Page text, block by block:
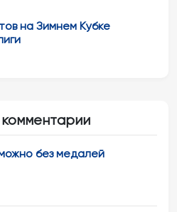
на Зимнем Кубке
без медалей